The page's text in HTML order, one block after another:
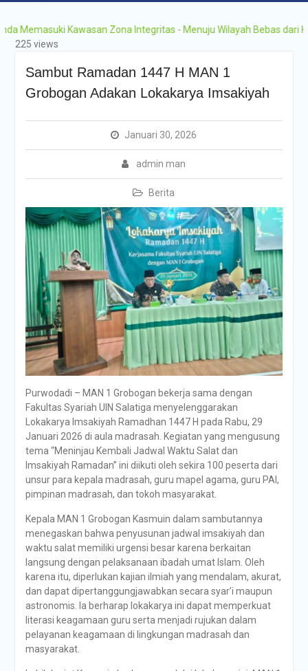
Kawasan Zona Integritas - Menuju Wilayah Bebas dari
225 views
Sambut Ramadan 1447 H MAN 1
Grobogan Adakan Lokakarya Imsakiyah
Januari 30, 2026
admin man
Berita
Purwodadi – MAN 1 Grobogan bekerja sama dengan
Fakultas Syariah UIN Salatiga menyelenggarakan
Lokakarya Imsakiyah Ramadhan 1447 H pada Rabu, 29
Januari 2026 di aula madrasah. Kegiatan yang mengusung
tema “Meninjau Kembali Jadwal Waktu Salat dan
Imsakiyah Ramadan” ini diikuti oleh sekira 100 peserta dari
unsur para kepala madrasah, guru mapel agama, guru PAI,
pimpinan madrasah, dan tokoh masyarakat.
Kepala MAN 1 Grobogan Kasmuin dalam sambutannya
menegaskan bahwa penyusunan jadwal imsakiyah dan
waktu salat memiliki urgensi besar karena berkaitan
langsung dengan pelaksanaan ibadah umat Islam. Oleh
karena itu, diperlukan kajian ilmiah yang mendalam, akurat,
dan dapat dipertanggungjawabkan secara syar’i maupun
astronomis. Ia berharap lokakarya ini dapat memperkuat
literasi keagamaan guru serta menjadi rujukan dalam
pelayanan keagamaan di lingkungan madrasah dan
masyarakat.